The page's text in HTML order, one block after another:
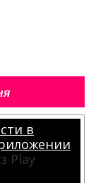
в
Play